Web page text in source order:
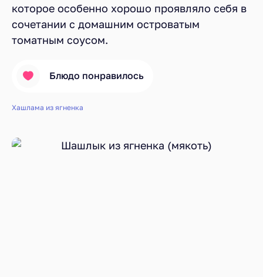
которое особенно хорошо проявляло себя в
сочетании с домашним островатым
томатным соусом.
Блюдо понравилось
Хашлама из ягненка